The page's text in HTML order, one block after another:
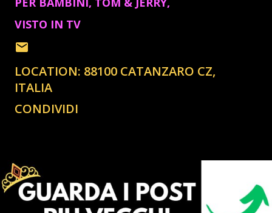
VISTO IN TV
LOCATION: 88100 CATANZARO CZ,
ITALIA
CONDIVIDI